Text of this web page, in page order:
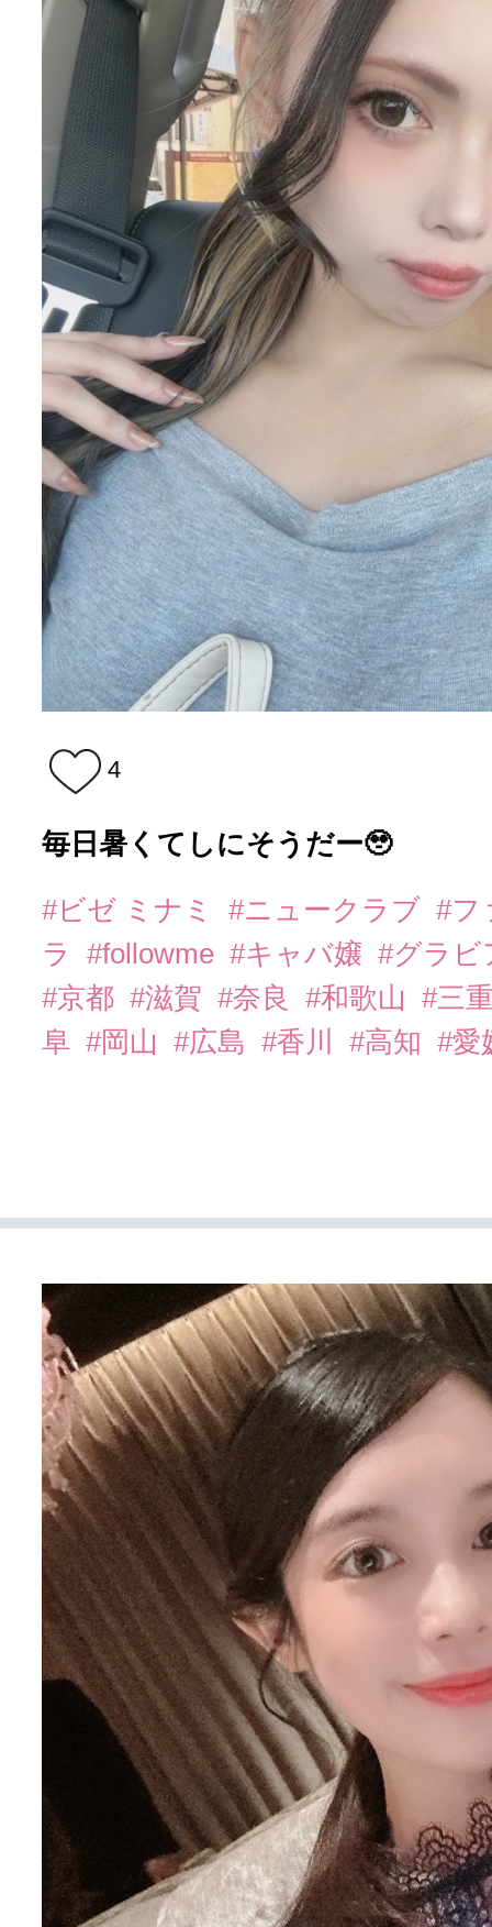
4
毎日暑くてしにそうだー🥹
#ビゼ ミナミ #ニュークラブ #フ
ラ
#followme #キャバ嬢 #グラ
#京都 #滋賀 #奈良 #和歌山
#三
阜 #岡山 #広島 #香川 #高知 #愛